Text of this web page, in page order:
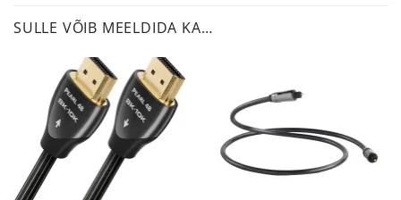
SULLE VÕIB MEELDIDA KA…